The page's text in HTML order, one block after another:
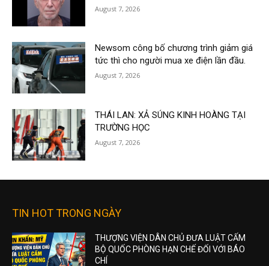
August 7, 2026
Newsom công bố chương trình giảm giá
tức thì cho người mua xe điện lần đầu.
August 7, 2026
THÁI LAN: XẢ SÚNG KINH HOÀNG TẠI
TRƯỜNG HỌC
August 7, 2026
TIN HOT TRONG NGÀY
THƯỢNG VIỆN DÂN CHỦ ĐƯA LUẬT CẤM
BỘ QUỐC PHÒNG HẠN CHẾ ĐỐI VỚI BÁO
CHÍ